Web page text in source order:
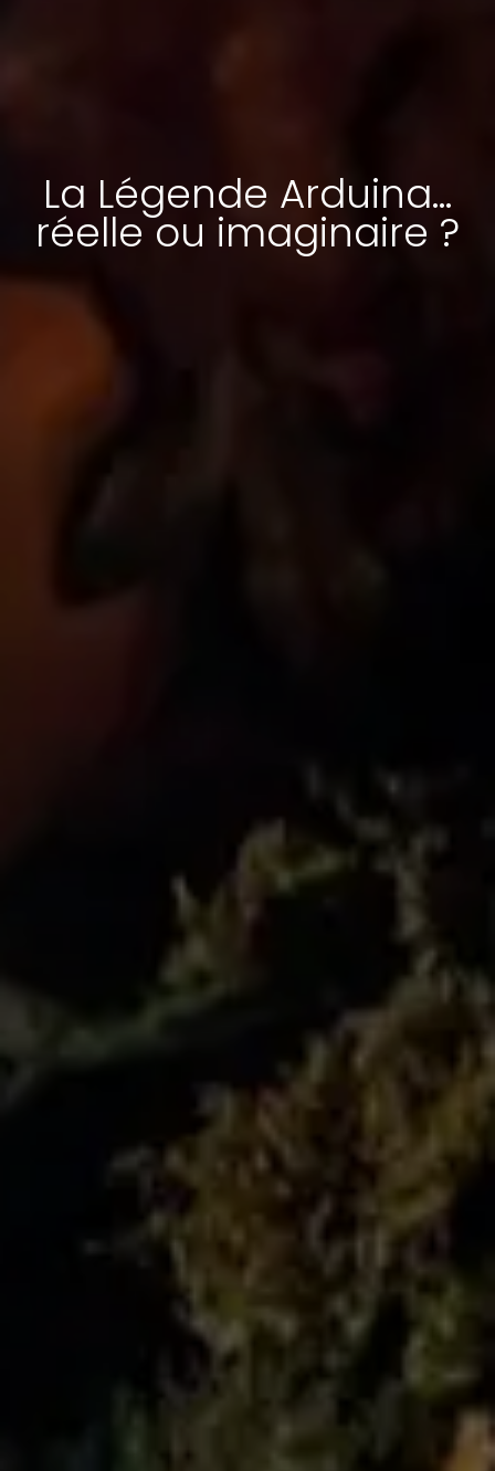
La Légende Arduina...
réelle ou imaginaire ?